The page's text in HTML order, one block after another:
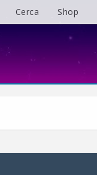
Cerca Shop